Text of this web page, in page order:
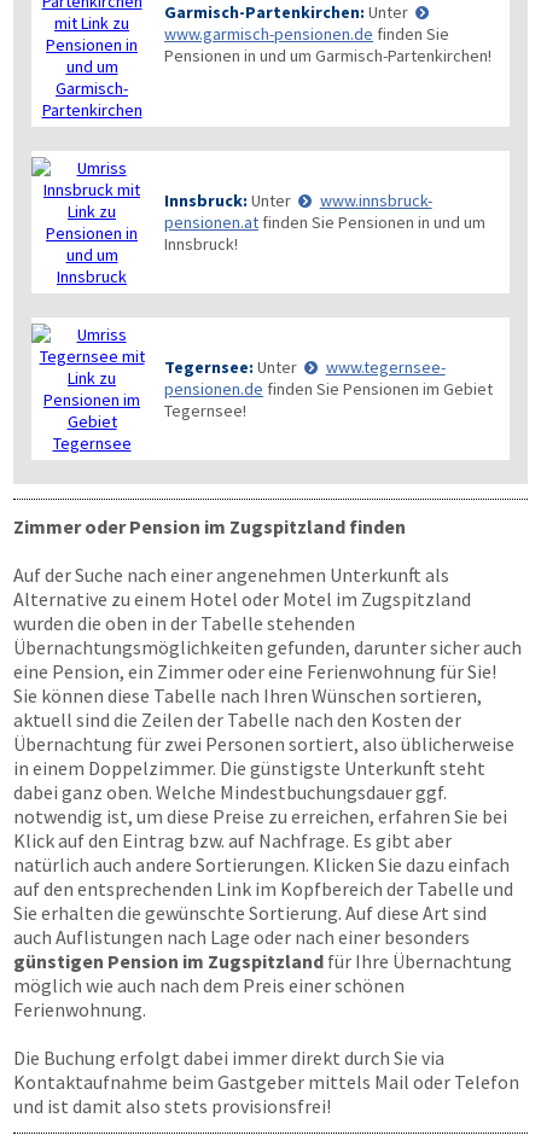
Garmisch-Partenkirchen: Unter
www.garmisch-pensionen.de finden Sie
Pensionen in und um Garmisch-Partenkirchen!
Innsbruck: Unter
www.innsbruck-
pensionen.at finden Sie Pensionen in und um
Innsbruck!
Tegernsee: Unter
www.tegernsee-
pensionen.de finden Sie Pensionen im Gebiet
Tegernsee!
Zimmer oder Pension im Zugspitzland finden
Auf der Suche nach einer angenehmen Unterkunft als
Alternative zu einem Hotel oder Motel im Zugspitzland
wurden die oben in der Tabelle stehenden
Übernachtungsmöglichkeiten gefunden, darunter sicher auch
eine Pension, ein Zimmer oder eine Ferienwohnung für Sie!
Sie können diese Tabelle nach Ihren Wünschen sortieren,
aktuell sind die Zeilen der Tabelle nach den Kosten der
Übernachtung für zwei Personen sortiert, also üblicherweise
in einem Doppelzimmer. Die günstigste Unterkunft steht
dabei ganz oben. Welche Mindestbuchungsdauer ggf.
notwendig ist, um diese Preise zu erreichen, erfahren Sie bei
Klick auf den Eintrag bzw. auf Nachfrage. Es gibt aber
natürlich auch andere Sortierungen. Klicken Sie dazu einfach
auf den entsprechenden Link im Kopfbereich der Tabelle und
Sie erhalten die gewünschte Sortierung. Auf diese Art sind
auch Auflistungen nach Lage oder nach einer besonders
günstigen Pension im Zugspitzland für Ihre Übernachtung
möglich wie auch nach dem Preis einer schönen
Ferienwohnung.
Die Buchung erfolgt dabei immer direkt durch Sie via
Kontaktaufnahme beim Gastgeber mittels Mail oder Telefon
und ist damit also stets provisionsfrei!